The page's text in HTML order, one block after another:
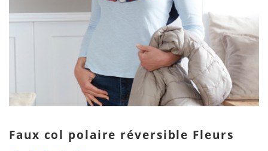
Faux col polaire réversible Fleurs